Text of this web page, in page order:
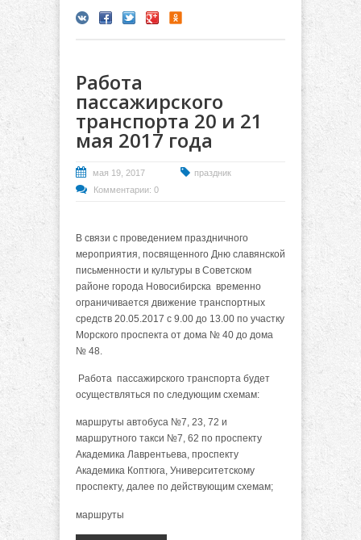
Работа
пассажирского
транспорта 20 и 21
мая 2017 года
мая 19, 2017
праздник
Комментарии: 0
В связи с проведением праздничного
мероприятия, посвященного Дню славянской
письменности и культуры в Советском
районе города Новосибирска временно
ограничивается движение транспортных
средств 20.05.2017 с 9.00 до 13.00 по участку
Морского проспекта от дома № 40 до дома
№ 48.
Работа пассажирского транспорта будет
осуществляться по следующим схемам:
маршруты автобуса №7, 23, 72 и
маршрутного такси №7, 62 по проспекту
Академика Лаврентьева, проспекту
Академика Коптюга, Университетскому
проспекту, далее по действующим схемам;
маршруты